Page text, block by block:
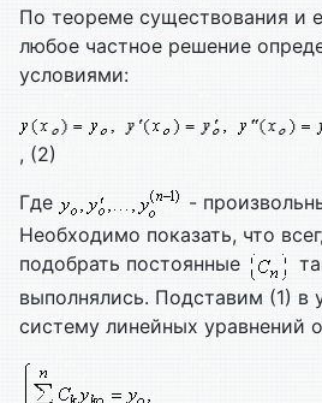
По теореме существования и
любое частное решение
условиями:
, (2)
Где
-
Необходимо показать, что
подобрать постоянные
выполнялись. Подставим (1) в
систему линейных уравнений